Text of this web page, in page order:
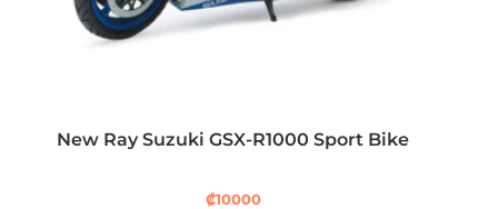
New Ray Suzuki GSX-R1000 Sport Bike
₡10000